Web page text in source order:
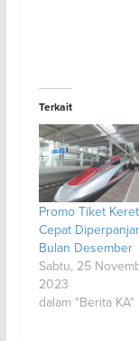
Terkait
Promo Tiket
Cepat
Bulan Desember
Sabtu, 25
2023
dalam "Berita KA"